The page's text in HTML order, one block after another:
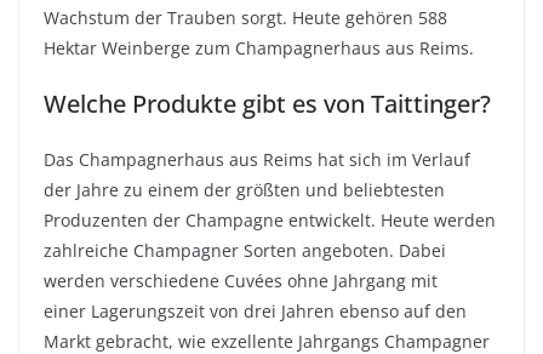
Wachstum der Trauben sorgt. Heute gehören 588
Hektar Weinberge zum Champagnerhaus aus Reims.
Welche Produkte gibt es von Taittinger?
Das Champagnerhaus aus Reims hat sich im Verlauf
der Jahre zu einem der größten und beliebtesten
Produzenten der Champagne entwickelt. Heute werden
zahlreiche Champagner Sorten angeboten. Dabei
werden verschiedene Cuvées ohne Jahrgang mit
einer Lagerungszeit von drei Jahren ebenso auf den
Markt gebracht, wie exzellente Jahrgangs Champagner